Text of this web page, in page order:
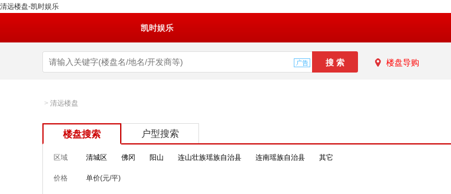
清远楼盘-凯时娱乐
凯时娱乐
楼盘导购
> 清远楼盘
楼盘搜索 户型搜索
区域 清城区 佛冈 阳山 连山壮族瑶族自治县 连南瑶族自治县 其它
价格 单价(元/平)